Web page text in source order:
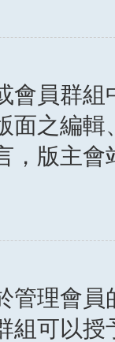
會員群
面之編
，版主
管理會
組可以